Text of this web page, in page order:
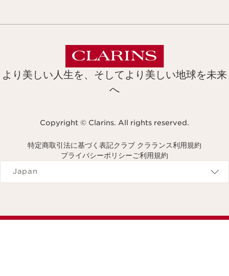
より美しい人生を、そしてより美しい地球を未来
へ
Copyright © Clarins. All rights reserved.
特定商取引法に基づく表記クラブ クラランス利用規約
プライバシーポリシーご利用規約
Navigates to
Japan